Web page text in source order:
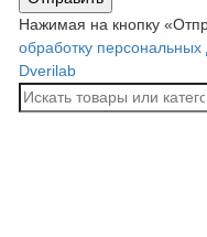
Нажимая на кнопку
обработку
Dverilab